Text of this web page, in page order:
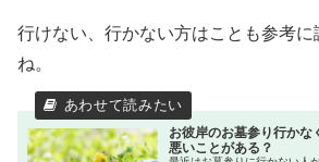
行けない、行かない方はことも参考
ね。
お彼岸のお墓参り行かな
悪いことがある？